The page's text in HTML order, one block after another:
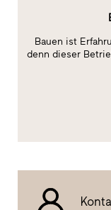
Bauen ist
denn dieser